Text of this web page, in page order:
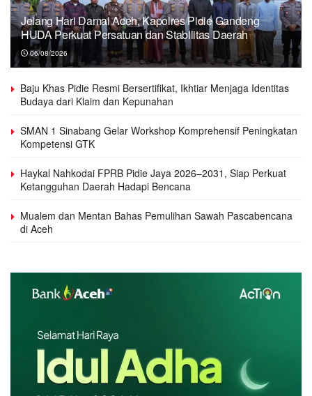
Jelang Hari Damai Aceh, Kapolres Pidie Gandeng
HUDA Perkuat Persatuan dan Stabilitas Daerah
06/08/2026
Baju Khas Pidie Resmi Bersertifikat, Ikhtiar Menjaga Identitas
Budaya dari Klaim dan Kepunahan
SMAN 1 Sinabang Gelar Workshop Komprehensif Peningkatan
Kompetensi GTK
Haykal Nahkodai FPRB Pidie Jaya 2026–2031, Siap Perkuat
Ketangguhan Daerah Hadapi Bencana
Mualem dan Mentan Bahas Pemulihan Sawah Pascabencana
di Aceh